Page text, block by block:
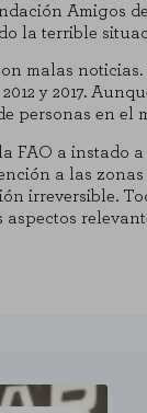
Amigos
la terrible
malas
y 2017.
personas en
FAO a instado
a las
irreversible.
DE
son
o alertar sobre
personal.